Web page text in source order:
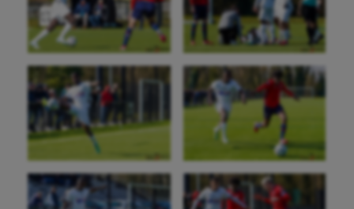
Aviron
Balle à la main
Ballon au poing
Baseball
Billard
Boules lyonnaises